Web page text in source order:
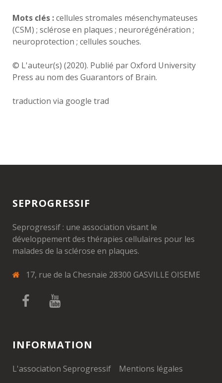
Mots clés :cellules stromales mésenchymateuses
(CSM) ; sclérose en plaques ; neurorégénération ;
neuroprotection ; cellules souches.
© L'auteur(s) (2020). Publié par Oxford University
Press au nom des Guarantors of Brain.
traduction via google trad
SEPROGRESSIF
Seprogressif : une association visant le
développement des thérapies cellulaires pour les
malades de la sclérose en plaques.
17, rue de la Chesnaie 28300 GASVILLE OISEME
INFORMATION
L'association Seprogressif Mentions légales